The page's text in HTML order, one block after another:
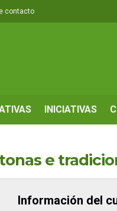
contacto
INICIATIVAS
e
Información del